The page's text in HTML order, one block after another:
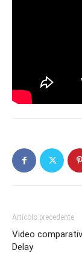
Articolo precedente
Video
Delay